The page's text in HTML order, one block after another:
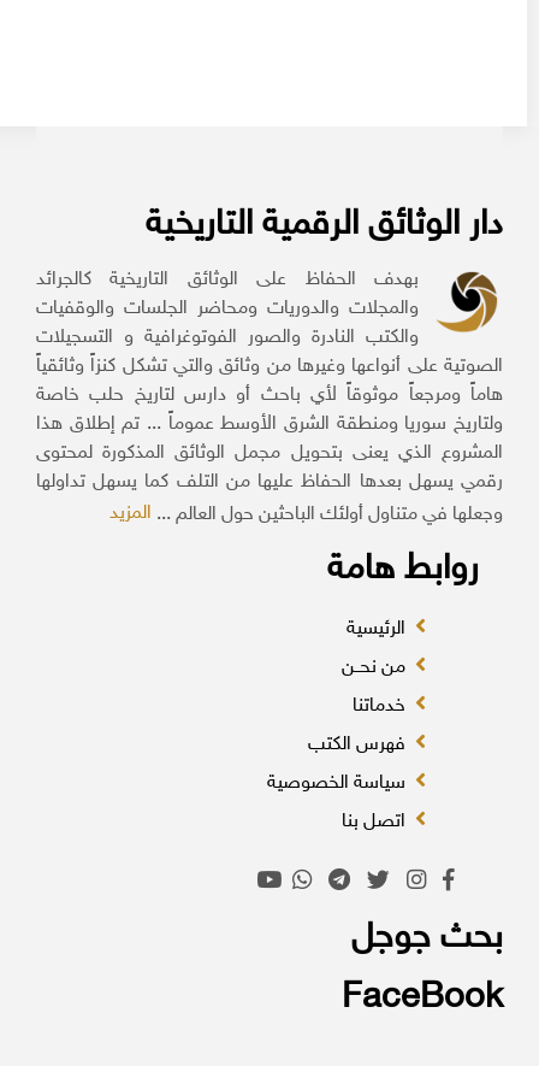
دار الوثائق الرقمية التاريخية
بهدف الحفاظ على الوثائق التاريخية كالجرائد
والمجلات والدوريات ومحاضر الجلسات والوقفيات
والكتب النادرة والصور الفوتوغرافية و التسجيلات
الصوتية على أنواعها وغيرها من وثائق والتي تشكل كنزاً وثائقياً
هاماً ومرجعاً موثوقاً لأي باحث أو دارس لتاريخ حلب خاصة
ولتاريخ سوريا ومنطقة الشرق الأوسط عموماً ... تم إطلاق هذا
المشروع الذي يعنى بتحويل مجمل الوثائق المذكورة لمحتوى
رقمي يسهل بعدها الحفاظ عليها من التلف كما يسهل تداولها
وجعلها في متناول أولئك الباحثين حول العالم ...المزيد
روابط هامة
الرئيسية
من نحــن
خدماتنا
فهرس الكتب
سياسة الخصوصية
اتصل بنا
بحث جوجل
FaceBook